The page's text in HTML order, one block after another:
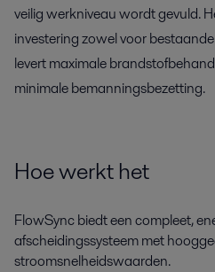
veilig werkniveau wordt gevuld.
investering zowel voor
levert maximale
minimale bemanningsbezetting.
Hoe werkt het
FlowSync biedt een compleet,
afscheidingssysteem met
stroomsnelheidswaarden.